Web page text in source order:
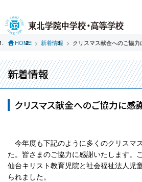
HOME 新着情報 クリスマス献金へのご協
新着情報
クリスマス献金へのご協力に感
今年度も下記のように多くのクリスマ
た。皆さまのご協力に感謝いたします。
仙台キリスト教育児院と社会福祉法人児
られました。